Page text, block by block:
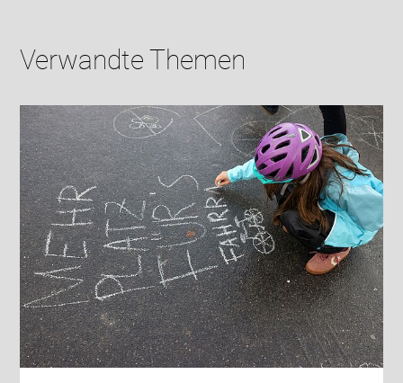
Verwandte Themen